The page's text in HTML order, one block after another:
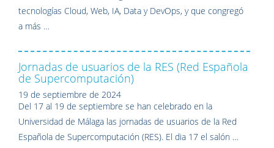
tecnologías Cloud, Web, IA, Data y DevOps, y que congregó
a más …
Jornadas de usuarios de la RES (Red Española
de Supercomputación)
19 de septiembre de 2024
Del 17 al 19 de septiembre se han celebrado en la
Universidad de Málaga las jornadas de usuarios de la Red
Española de Supercomputación (RES). El dia 17 el salón …